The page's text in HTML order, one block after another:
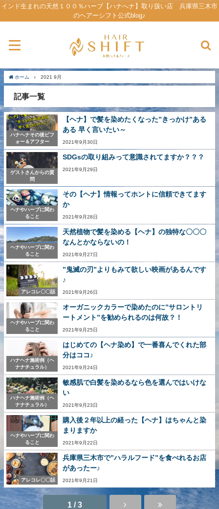
インド生まれの天然１００％ハーブ【ハナへナ】取り扱い店 兵庫県三木市
のヘアーシフト公式blog♪
ホーム 2021 9月
記事一覧
ハナヘナその後ビフ
ォー＆アフター
【ヘナ】で髪を染めたくなった”きっかけ”ある
ある 早く言いたい～
2021年9月30日
ゲストさんからの質
問
SDGsの取り組みって意識されてますか？？？
2021年9月29日
ヘナやハーブに関わ
ること
その【ヘナ】情報ってホントに信頼できてます
か
2021年9月28日
ヘナやハーブに関わ
ること
天然植物で髪を染める【ヘナ】の独特な〇〇〇
なんとかならないの！
2021年9月27日
アレコレ〇〇話
”鬼滅の刃”よりもみて欲しい映画があるんです
♪
2021年9月26日
ヘナやハーブに関わ
ること
オーガニックカラーで染めたのに”サロントリ
ートメント”を勧められるのは何故？！
2021年9月25日
ハナヘナ施術例（ヘ
ナナチュラル）
はじめての【ヘナ染め】で一番喜んでくれた部
分はココ♪
2021年9月24日
ハナヘナ施術例（ヘ
ナナチュラル）
敏感肌で白髪を染めるなら色を選んではいけな
い
2021年9月23日
ヘナやハーブに関わ
ること
購入後２年以上の経った【ヘナ】はちゃんと染
まりますか
2021年9月22日
アレコレ〇〇話
兵庫県三木市で”ハラルフード”を食べれるお店
があったー♪
2021年9月21日
1 / 3